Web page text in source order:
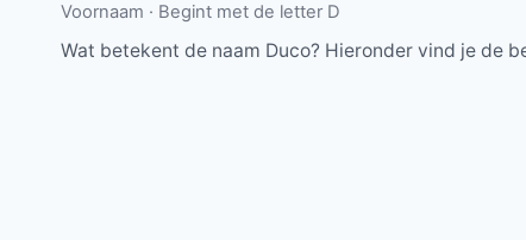
Voornaam · Begint met de letter D
Wat betekent de naam Duco? Hieronder vind je de